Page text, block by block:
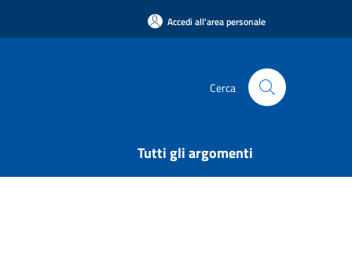
Accedi all'area personale
Cerca
Tutti gli argomenti